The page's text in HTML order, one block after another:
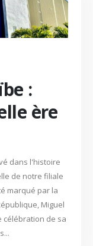
:
ère
dans l'histoire
de notre filiale
marqué par la
Miguel
célébration de sa